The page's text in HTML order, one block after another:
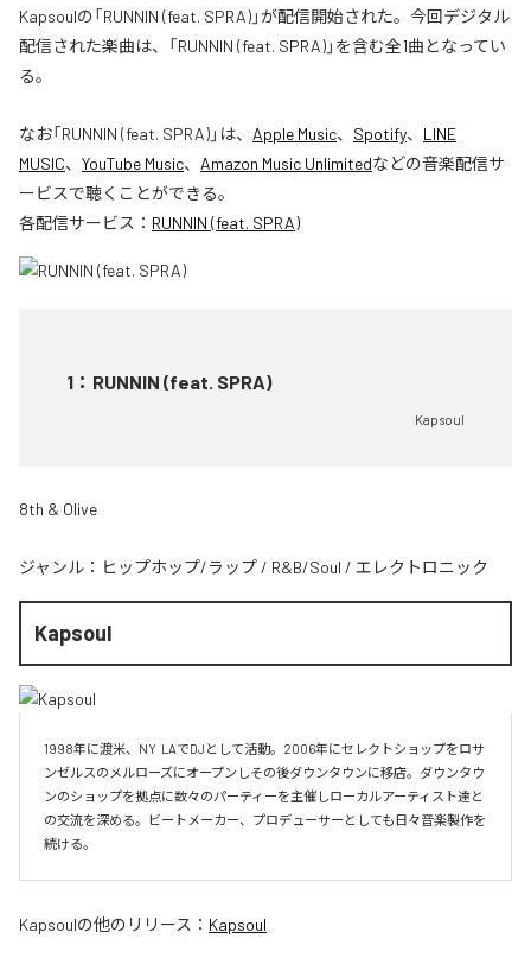
Kapsoulの「RUNNIN (feat. SPRA)」が配信開始された。今回デジタル
配信された楽曲は、「RUNNIN (feat. SPRA)」を含む全1曲となってい
る。
なお「RUNNIN (feat. SPRA)」は、 Apple Music、 Spotify、 LINE
MUSIC、 YouTube Music、 Amazon Music Unlimitedなどの音楽配信サ
ービスで聴くことができる。
各配信サービス： RUNNIN (feat. SPRA)
1 ： RUNNIN (feat. SPRA)
Kapsoul
8th & Olive
ジャンル： ヒップホップ/ラップ / R&B/Soul / エレクトロニック
Kapsoul
1998年に渡米、NY  LAでDJとして活動。2006年にセレクトショップをロサ
ンゼルスのメルローズにオープンしその後ダウンタウンに移店。ダウンタウ
ンのショップを拠点に数々のパーティーを主催しローカルアーティスト達と
の交流を深める。ビートメーカー、プロデューサーとしても日々音楽製作を
続ける。
Kapsoulの他のリリース： Kapsoul